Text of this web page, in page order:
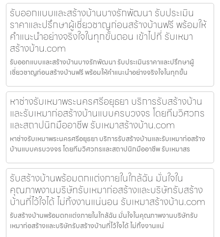
รับออกแบบและสร้างบ้านบางรักพัฒนา รับประเมิน
ราคาและปรึกษาผู้เชี่ยวชาญก่อนสร้างบ้านฟรี พร้อมให้
คำแนะนำอย่างจริงใจในทุกขั้นตอน เข้าไปที่ รับเหมา
สร้างบ้าน.com
รับออกแบบและสร้างบ้านบางรักพัฒนา รับประเมินราคาและปรึกษาผู้
เชี่ยวชาญก่อนสร้างบ้านฟรี พร้อมให้คำแนะนำอย่างจริงใจในทุกขั้น
หาช่างรับเหมาพระนครศรีอยุธยา บริการรับสร้างบ้าน
และรับเหมาก่อสร้างบ้านแบบครบวงจร โดยทีมวิศวกร
และสถาปนิกมืออาชีพ รับเหมาสร้างบ้าน.com
หาช่างรับเหมาพระนครศรีอยุธยา บริการรับสร้างบ้านและรับเหมาก่อสร้าง
บ้านแบบครบวงจร โดยทีมวิศวกรและสถาปนิกมืออาชีพ รับเหมาสร
รับสร้างบ้านพร้อมตกแต่งภายในใกล้ฉัน มั่นใจใน
คุณภาพงานบริษัทรับเหมาก่อสร้างและบริษัทรับสร้าง
บ้านที่ไว้ใจได้ ไม่ทิ้งงานแน่นอน รับเหมาสร้างบ้าน.com
รับสร้างบ้านพร้อมตกแต่งภายในใกล้ฉัน มั่นใจในคุณภาพงานบริษัทรับ
เหมาก่อสร้างและบริษัทรับสร้างบ้านที่ไว้ใจได้ ไม่ทิ้งงานแน่